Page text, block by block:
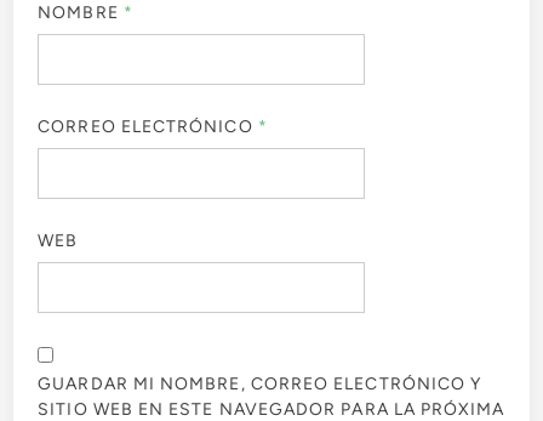
NOMBRE *
CORREO ELECTRÓNICO *
WEB
GUARDAR MI NOMBRE, CORREO ELECTRÓNICO Y
SITIO WEB EN ESTE NAVEGADOR PARA LA PRÓXIMA